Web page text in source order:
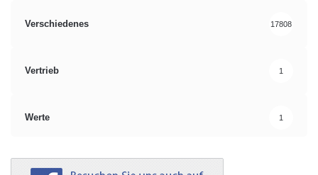
Verschiedenes 17808
Vertrieb 1
Werte 1